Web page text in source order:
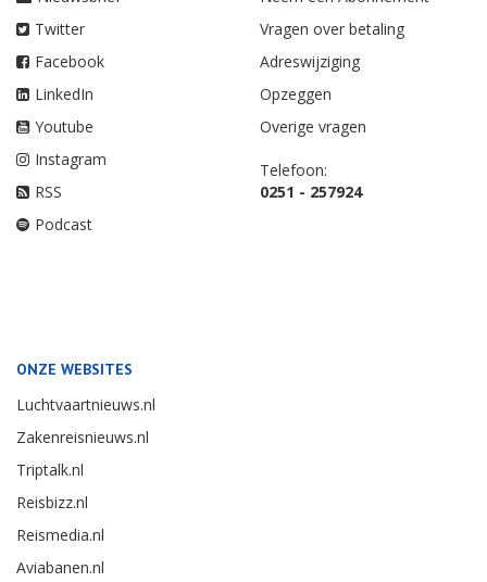
Twitter
Facebook
LinkedIn
Youtube
Instagram
RSS
Podcast
Vragen over betaling
Adreswijziging
Opzeggen
Overige vragen
Telefoon:
0251 - 257924
ONZE WEBSITES
Luchtvaartnieuws.nl
Zakenreisnieuws.nl
Triptalk.nl
Reisbizz.nl
Reismedia.nl
Aviabanen.nl